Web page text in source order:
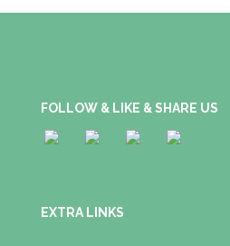
FOLLOW & LIKE & SHARE US
EXTRA LINKS